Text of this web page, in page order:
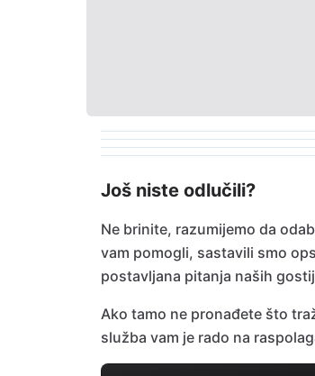
Još niste odlučili?
Ne brinite, razumijemo da
vam pomogli, sastavili smo
postavljana pitanja naših
Ako tamo ne pronađete što
služba vam je rado na